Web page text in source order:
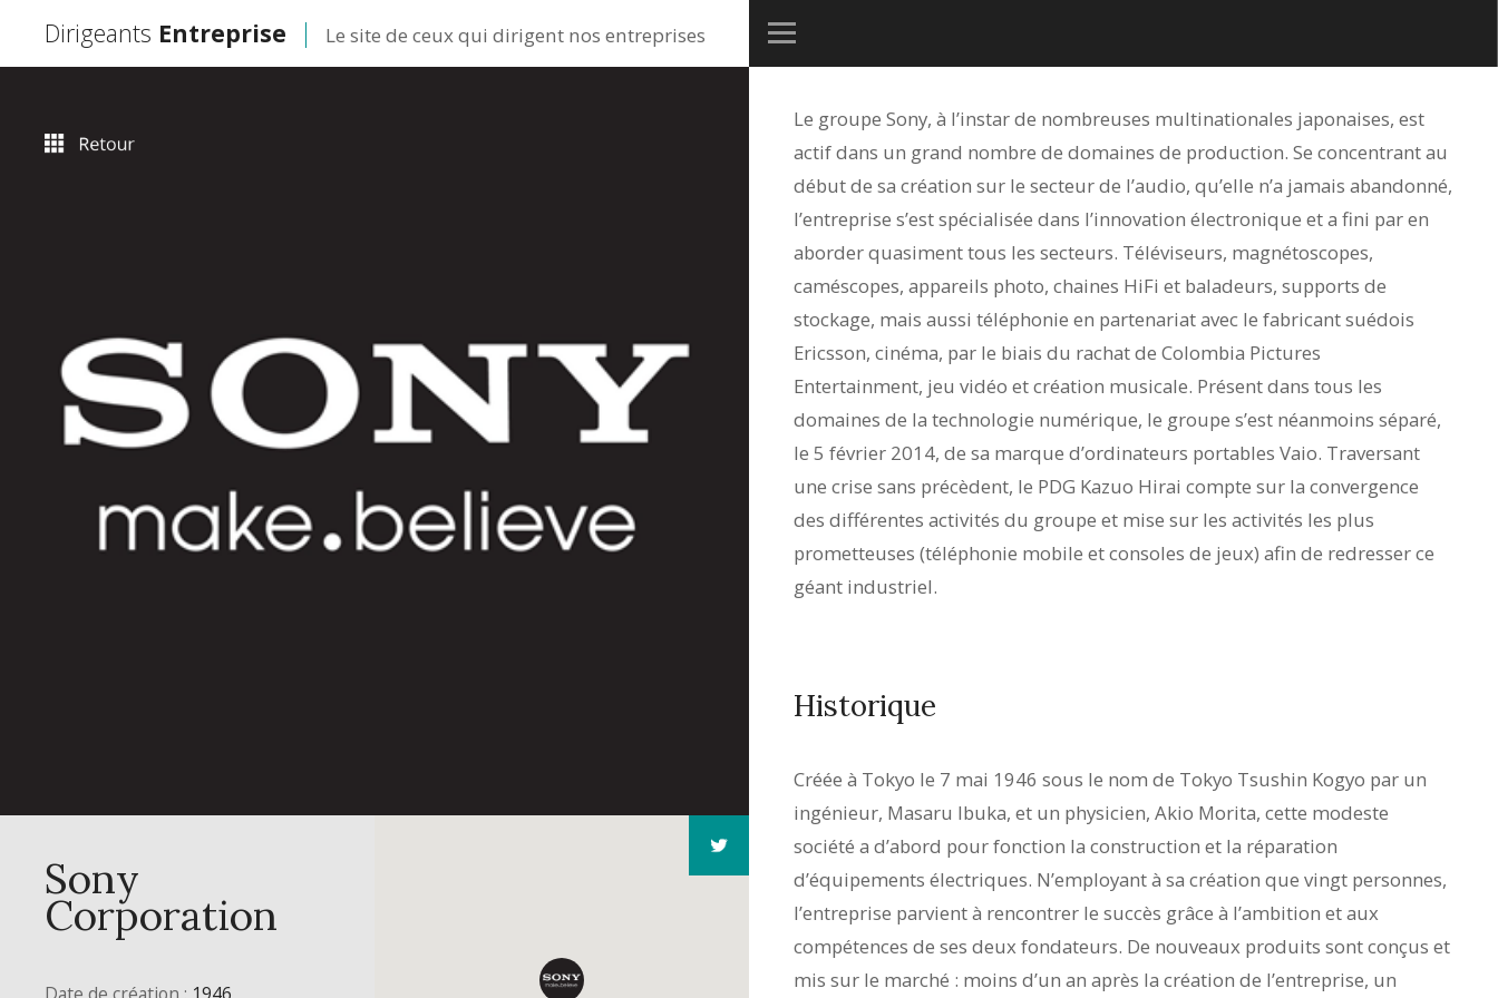
Dirigeants Entreprise Le site de ceux qui dirigent nos entreprises
Sony
Corporation
Le groupe Sony, à l’instar de nombreuses multinationales japonaises, est
actif dans un grand nombre de domaines de production. Se concentrant au
début de sa création sur le secteur de l’audio, qu’elle n’a jamais abandonné,
l’entreprise s’est spécialisée dans l’innovation électronique et a fini par en
aborder quasiment tous les secteurs. Téléviseurs, magnétoscopes,
caméscopes, appareils photo, chaines HiFi et baladeurs, supports de
stockage, mais aussi téléphonie en partenariat avec le fabricant suédois
Ericsson, cinéma, par le biais du rachat de Colombia Pictures
Entertainment, jeu vidéo et création musicale. Présent dans tous les
domaines de la technologie numérique, le groupe s’est néanmoins séparé,
le 5 février 2014, de sa marque d’ordinateurs portables Vaio. Traversant
une crise sans précèdent, le PDG Kazuo Hirai compte sur la convergence
des différentes activités du groupe et mise sur les activités les plus
prometteuses (téléphonie mobile et consoles de jeux) afin de redresser ce
géant industriel.
Historique
Créée à Tokyo le 7 mai 1946 sous le nom de Tokyo Tsushin Kogyo par un
ingénieur, Masaru Ibuka, et un physicien, Akio Morita, cette modeste
société a d’abord pour fonction la construction et la réparation
d’équipements électriques. N’employant à sa création que vingt personnes,
l’entreprise parvient à rencontrer le succès grâce à l’ambition et aux
compétences de ses deux fondateurs. De nouveaux produits sont conçus et
mis sur le marché : moins d’un an après la création de l’entreprise, un